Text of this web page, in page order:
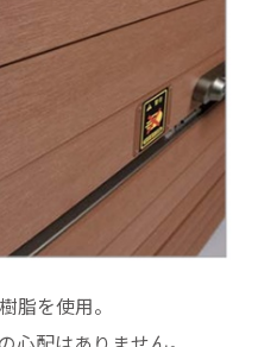
脂を使用。